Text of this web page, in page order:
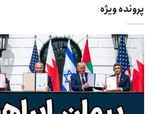
پرونده ویژه